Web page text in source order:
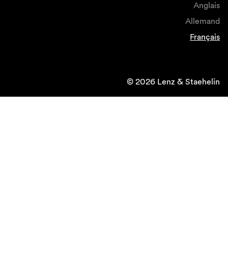
Anglais
Allemand
Français
© 2026 Lenz & Staehelin